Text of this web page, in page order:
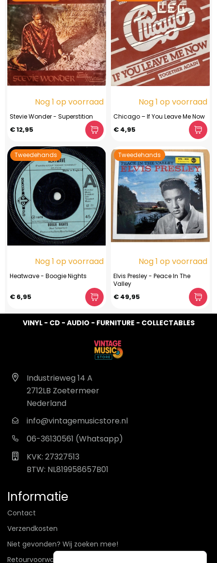
Nog 1 op voorraad
Stevie Wonder - Superstition
€ 12,95
Nog 1 op voorraad
Chicago – If You Leave Me Now
€ 4,95
Tweedehands
Nog 1 op voorraad
Heatwave - Boogie Nights
€ 6,95
Tweedehands
Nog 1 op voorraad
Elvis Presley - Peace In The
Valley
€ 49,95
VINYL - CD - AUDIO - FURNITURE - COLLECTABLES
Industrieweg 14 A
2712LB Zoetermeer
Nederland
info@vintagemusicstore.nl
06-36130561 (Whatsapp)
KVK: 27327513
BTW: NL819958657B01
Informatie
Contact
Verzendkosten
Niet gevonden? Wij zoeken mee!
Retourvoorwaarden